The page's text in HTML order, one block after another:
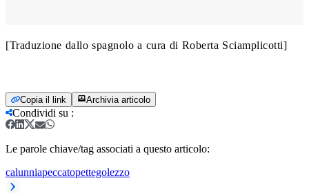
[Traduzione dallo spagnolo a cura di Roberta Sciamplicotti]
Copia il link Archivia articolo
Condividi su :
Le parole chiave/tag associati a questo articolo:
calunniapeccatopettegolezzo